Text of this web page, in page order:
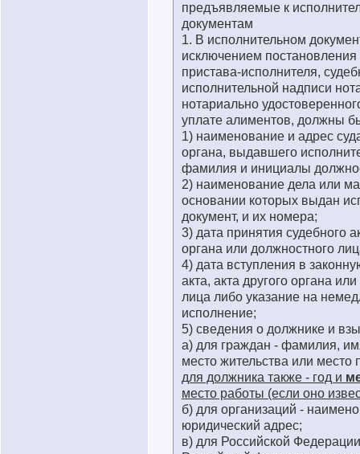
предъявляемые к
документам
1. В исполнительном
исключением постановления
пристава-исполнителя,
исполнительной надписи
нотариально
уплате алиментов, должны
1) наименование и адрес
органа, выдавшего
фамилия и инициалы
2) наименование дела или
основании которых выдан
документ, и их номера;
3) дата принятия судебного
органа или должностного
4) дата вступления в
акта, акта другого органа
лица либо указание на
исполнение;
5) сведения о должнике и
а) для граждан - фамилия,
место жительства или
для должника также - год и
место работы (если оно
б) для организаций -
юридический адрес;
в) для Российской